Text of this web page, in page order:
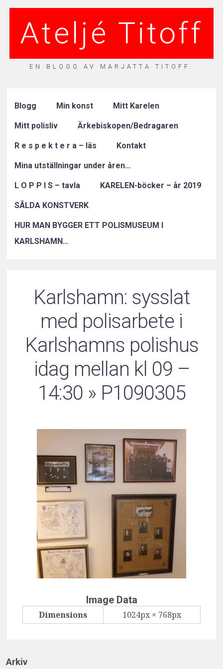
Ateljé Titoff
EN BLOGG AV MARJATTA TITOFF.
Blogg Min konst Mitt Karelen
Mitt polisliv Ärkebiskopen/Bedragaren
R e s p e k t e r a – läs Kontakt
Mina utställningar under åren…
L O P P I S – tavla KARELEN-böcker – år 2019
SÅLDA KONSTVERK
HUR MAN BYGGER ETT POLISMUSEUM I
KARLSHAMN…
Karlshamn: sysslat
med polisarbete i
Karlshamns polishus
idag mellan kl 09 –
14:30 » P1090305
Image Data
Dimensions 1024px × 768px
Arkiv